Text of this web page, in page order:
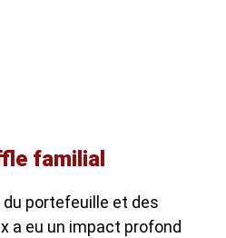
familial
portefeuille et des
a eu un impact profond